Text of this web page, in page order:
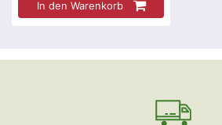
In den Warenkorb